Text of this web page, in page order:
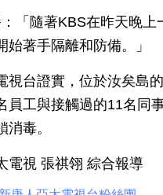
「隨著KBS在昨天晚
始著手隔離和防備。」
視台證實，位於汝矣島
員工與接觸過的11名同
消毒。
電視 張祺翎 綜合報導